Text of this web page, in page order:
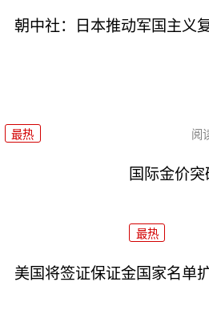
朝中社：日本推动军国主义
最热 阅
国际金价
最热
美国将签证保证金国家名单